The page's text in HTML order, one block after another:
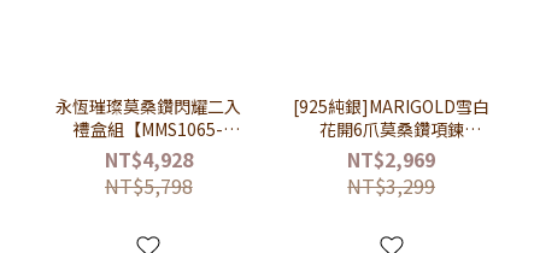
永恆璀璨莫桑鑽閃耀二入
禮盒組【MMS1065-
KMD206】-項鍊+戒指
NT$4,928
NT$5,798
[925純銀]MARIGOLD雪白
花開6爪莫桑鑽項鍊
【KMD203】-銀
NT$2,969
NT$3,299